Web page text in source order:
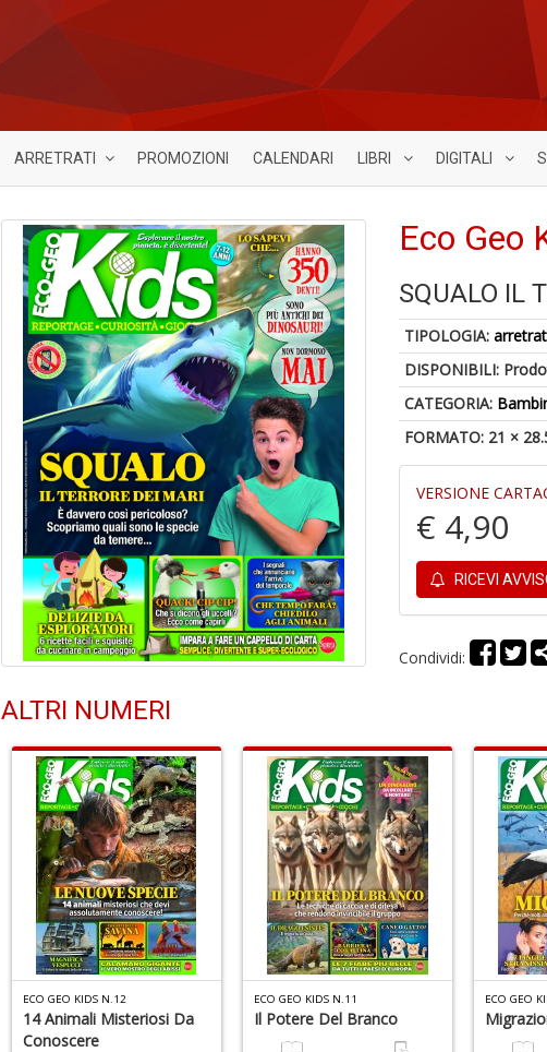
ARRETRATI PROMOZIONI CALENDARI LIBRI DIGITALI
Eco Geo
SQUALO IL
TIPOLOGIA:
DISPONIBILI:
CATEGORIA:
FORMATO: 21 ×
VERSIONE
€ 4,90
RICEVI
Condividi:
ALTRI NUMERI
ECO GEO KIDS N.12
14 Animali Misteriosi Da
Conoscere
ECO GEO KIDS N.11
Il Potere Del Branco
ECO GEO